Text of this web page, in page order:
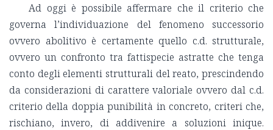
Ad oggi è possibile affermare che il criterio che
governa l’individuazione del fenomeno successorio
ovvero abolitivo è certamente quello c.d. strutturale,
ovvero un confronto tra fattispecie astratte che tenga
conto degli elementi strutturali del reato, prescindendo
da considerazioni di carattere valoriale ovvero dal c.d.
criterio della doppia punibilità in concreto, criteri che,
rischiano, invero, di addivenire a soluzioni inique.